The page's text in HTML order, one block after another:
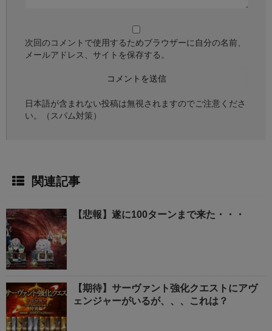
次回のコメントで使用するためブラウザーに自分の名前、
メールアドレス、サイトを保存する。
日本語が含まれない投稿は無視されますのでご注意くださ
い。（スパム対策）
関連記事
【悲報】遂に100ターンまで来た・・・
【期待】サーヴァント強化クエストにアヴ
ェンジャーがいるが、、、これは？